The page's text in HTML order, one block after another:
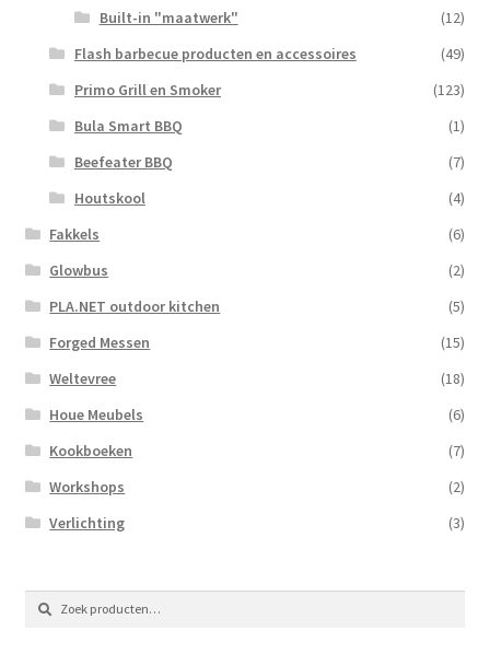
Built-in "maatwerk"
(12)
Flash barbecue producten en accessoires
(49)
Primo Grill en Smoker
(123)
Bula Smart BBQ
(1)
Beefeater BBQ
(7)
Houtskool
(4)
Fakkels
(6)
Glowbus
(2)
PLA.NET outdoor kitchen
(5)
Forged Messen
(15)
Weltevree
(18)
Houe Meubels
(6)
Kookboeken
(7)
Workshops
(2)
Verlichting
(3)
Zoeken
naar:
Zoeken